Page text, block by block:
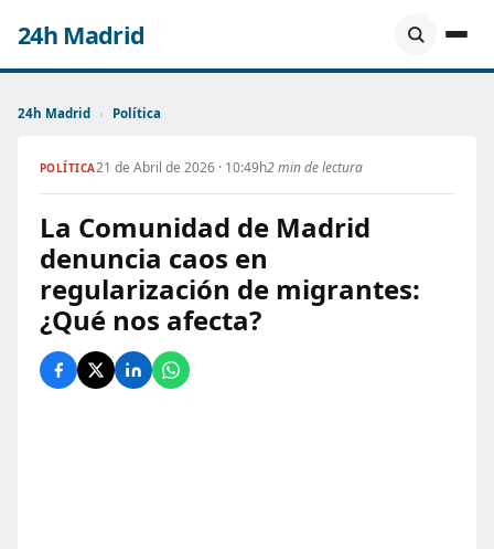
24h Madrid
24h Madrid › Política
POLÍTICA21 de Abril de 2026 · 10:49h2 min de lectura
La Comunidad de Madrid
denuncia caos en
regularización de migrantes:
¿Qué nos afecta?